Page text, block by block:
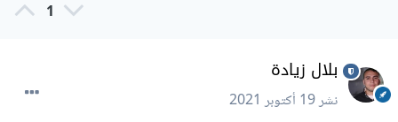
1
بلال زيادة
نشر19 أكتوبر 2021